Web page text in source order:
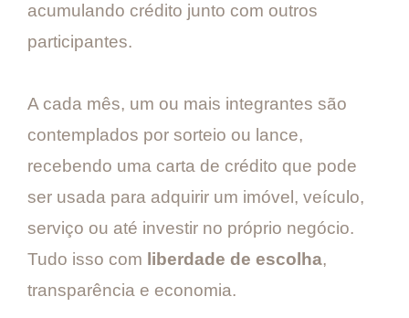
acumulando crédito junto com outros
participantes.
A cada mês, um ou mais integrantes são
contemplados por sorteio ou lance,
recebendo uma carta de crédito que pode
ser usada para adquirir um imóvel, veículo,
serviço ou até investir no próprio negócio.
Tudo isso com liberdade de escolha,
transparência e economia.